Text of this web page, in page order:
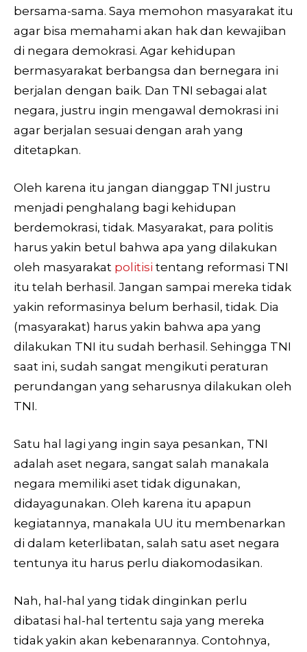
bersama-sama. Saya memohon masyarakat itu
agar bisa memahami akan hak dan kewajiban
di negara demokrasi. Agar kehidupan
bermasyarakat berbangsa dan bernegara ini
berjalan dengan baik. Dan TNI sebagai alat
negara, justru ingin mengawal demokrasi ini
agar berjalan sesuai dengan arah yang
ditetapkan.
Oleh karena itu jangan dianggap TNI justru
menjadi penghalang bagi kehidupan
berdemokrasi, tidak. Masyarakat, para politis
harus yakin betul bahwa apa yang dilakukan
oleh masyarakat politisi tentang reformasi TNI
itu telah berhasil. Jangan sampai mereka tidak
yakin reformasinya belum berhasil, tidak. Dia
(masyarakat) harus yakin bahwa apa yang
dilakukan TNI itu sudah berhasil. Sehingga TNI
saat ini, sudah sangat mengikuti peraturan
perundangan yang seharusnya dilakukan oleh
TNI.
Satu hal lagi yang ingin saya pesankan, TNI
adalah aset negara, sangat salah manakala
negara memiliki aset tidak digunakan,
didayagunakan. Oleh karena itu apapun
kegiatannya, manakala UU itu membenarkan
di dalam keterlibatan, salah satu aset negara
tentunya itu harus perlu diakomodasikan.
Nah, hal-hal yang tidak dinginkan perlu
dibatasi hal-hal tertentu saja yang mereka
tidak yakin akan kebenarannya. Contohnya,